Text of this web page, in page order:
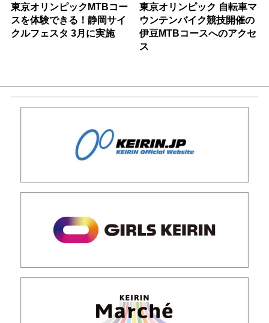
東京オリンピックMTBコー
スを体験できる！静岡サイ
クルフェスタ 3月に実施
東京オリンピック 自転車マ
ウンテンバイク競技開催の
伊豆MTBコースへのアクセ
ス